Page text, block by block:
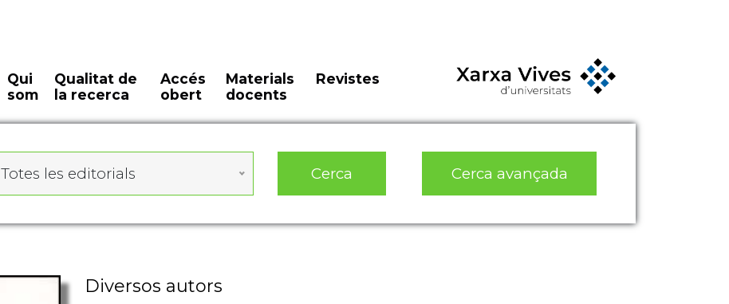
Qui
som
Qualitat de
la recerca
Accés
obert
Materials
docents
Revistes
Totes les editorials Cerca Cerca avançada
Diversos autors